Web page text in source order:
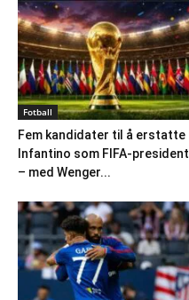
Fotball
Fem kandidater til å erstatte
Infantino som FIFA-president
– med Wenger...